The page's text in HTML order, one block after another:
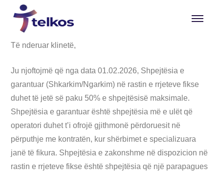
Të nderuar klinetë,
Ju njoftojmë që nga data 01.02.2026, Shpejtësia e
garantuar (Shkarkim/Ngarkim) në rastin e rrjeteve fikse
duhet të jetë së paku 50% e shpejtësisë maksimale.
Shpejtësia e garantuar është shpejtësia më e ulët që
operatori duhet t’i ofrojë gjithmonë përdoruesit në
përputhje me kontratën, kur shërbimet e specializuara
janë të fikura. Shpejtësia e zakonshme në dispozicion në
rastin e rrjeteve fikse është shpejtësia që një parapagues